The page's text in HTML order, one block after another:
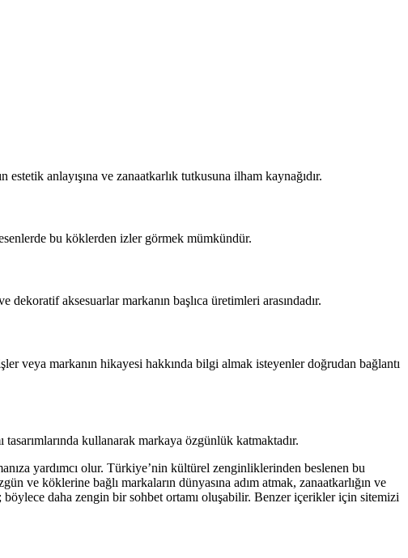
anlayışına ve zanaatkarlık tutkusuna ilham kaynağıdır.
bu köklerden izler görmek mümkündür.
aksesuarlar markanın başlıca üretimleri arasındadır.
veya markanın hikayesi hakkında bilgi almak isteyenler doğrudan bağlantı
kullanarak markaya özgünlük katmaktadır.
yardımcı olur. Türkiye’nin kültürel zenginliklerinden beslenen bu
köklerine bağlı markaların dünyasına adım atmak, zanaatkarlığın ve
daha zengin bir sohbet ortamı oluşabilir. Benzer içerikler için sitemizi